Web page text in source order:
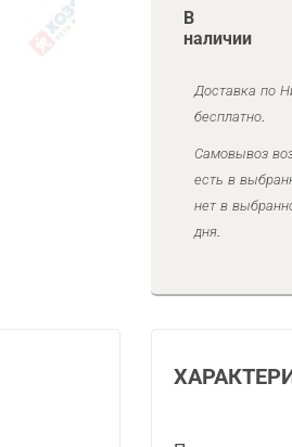
В
наличии
Доставка по
бесплатно.
Самовывоз
есть в
нет в
дня.